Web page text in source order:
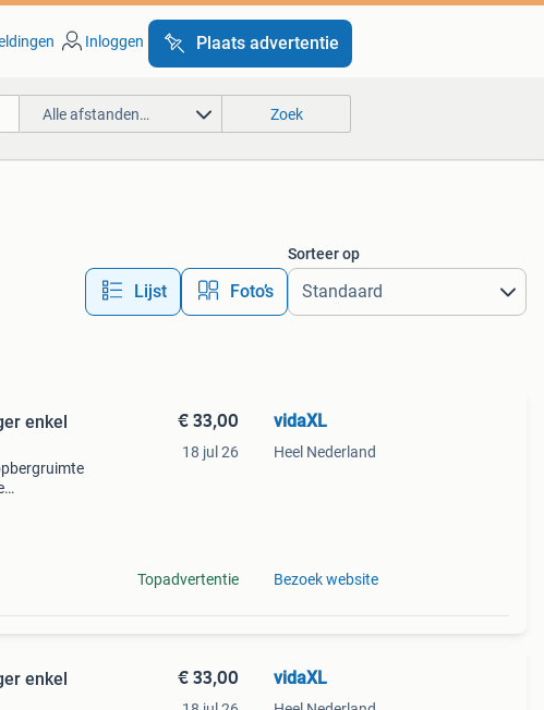
Inloggen Plaats advertentie
Alle afstanden… Zoek
Lijst Foto’s
Sorteer op
enkel
€ 33,00
18 jul 26
Topadvertentie
vidaXL
Heel Nederland
Bezoek website
enkel
€ 33,00 vidaXL